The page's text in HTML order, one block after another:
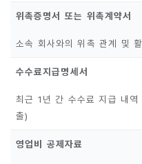
위촉증명서 또는 위촉계약서
소속 회사와의 위촉 관계 및
수수료지급명세서
최근 1년 간 수수료 지급 내
출)
영업비 공제자료